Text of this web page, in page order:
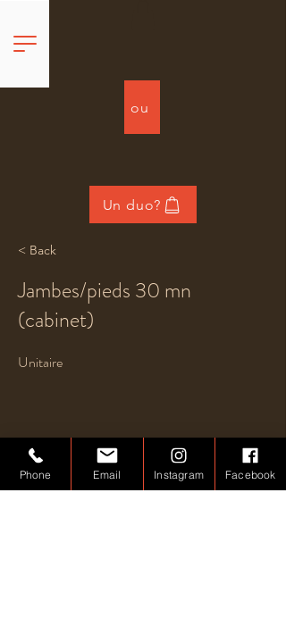
ou
Un duo?
< Back
Jambes/pieds 30 mn
(cabinet)
Unitaire
Phone Email Instagram Facebook